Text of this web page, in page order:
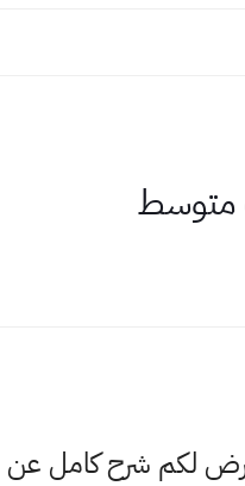
متوسط
لكم شرح كامل عن